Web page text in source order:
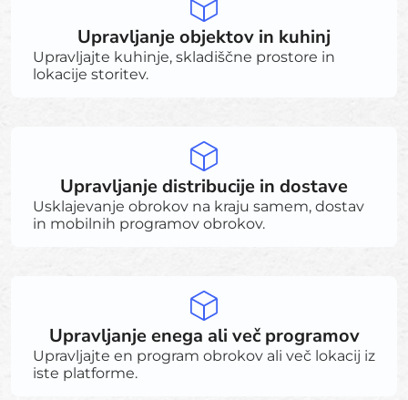
Upravljanje objektov in kuhinj
Upravljajte kuhinje, skladiščne prostore in
lokacije storitev.
Upravljanje distribucije in dostave
Usklajevanje obrokov na kraju samem, dostav
in mobilnih programov obrokov.
Upravljanje enega ali več programov
Upravljajte en program obrokov ali več lokacij iz
iste platforme.